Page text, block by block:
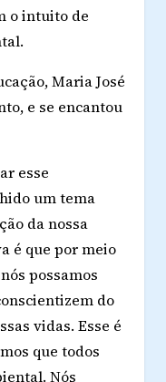
o intuito de
Maria José
e se encantou
esse
um tema
da nossa
é que por meio
possamos
do
vidas. Esse é
que todos
Nós